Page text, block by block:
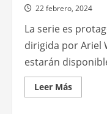
22 febrero, 2024
La serie es
dirigida por Ariel
estarán
Leer MásLeer
más